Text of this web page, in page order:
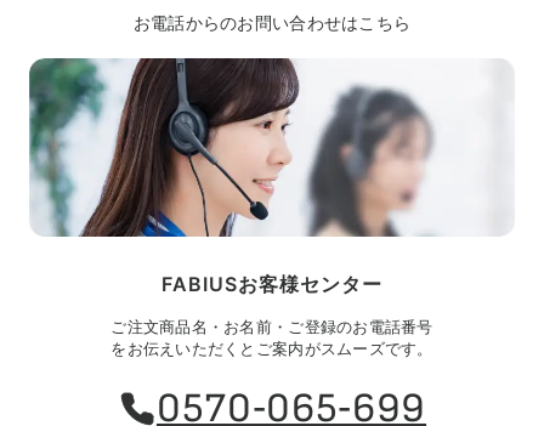
お電話からのお問い合わせはこちら
FABIUSお客様センター
ご注文商品名・お名前・ご登録のお電話番号
をお伝えいただくとご案内がスムーズです。
0570-065-699